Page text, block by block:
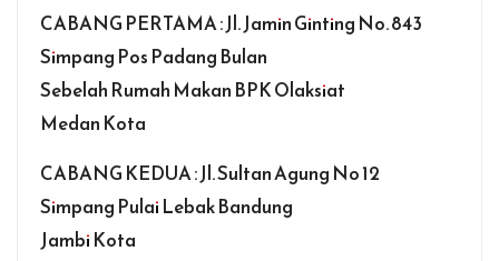
CABANG PERTAMA : Jl. Jamin Ginting No. 843
Simpang Pos Padang Bulan
Sebelah Rumah Makan BPK Olaksiat
Medan Kota
CABANG KEDUA : Jl. Sultan Agung No 12
Simpang Pulai Lebak Bandung
Jambi Kota